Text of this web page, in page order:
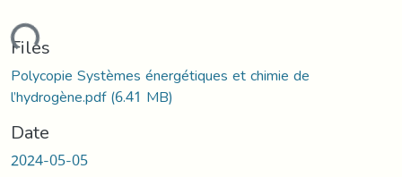
Files
Polycopie Systèmes énergétiques et chimie de
l’hydrogène.pdf(6.41 MB)
Date
2024-05-05